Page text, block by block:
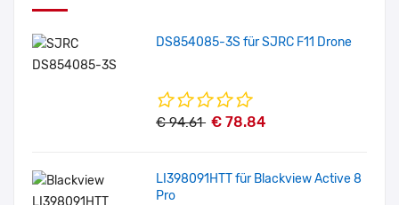
DS854085-3S für SJRC F11 Drone
€ 94.61 € 78.84
LI398091HTT für Blackview Active 8
Pro